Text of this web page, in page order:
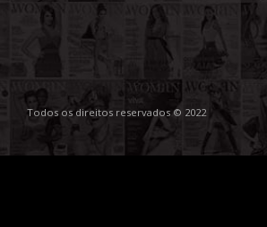
Todos os direitos reservados © 2022